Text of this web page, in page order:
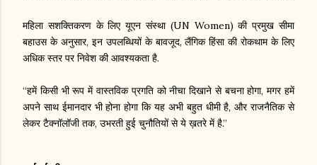
महिला सशक्तिकरण के लिए यूएन संस्था (UN Women) की प्रमुख सीमा
बहाउस के अनुसार, इन उपलब्धियों के बावजूद, लैंगिक हिंसा की रोकथाम के लिए
अधिक स्तर पर निवेश की आवश्यकता है.
“हमें किसी भी रूप में वास्तविक प्रगति को नीचा दिखाने से बचना होगा, मगर हमें
अपने साथ ईमानदार भी होना होगा कि यह अभी बहुत धीमी है, और राजनैतिक से
लेकर टैक्नॉलॉजी तक, उभरती हुई चुनौतियों से ये ख़तरे में है.”